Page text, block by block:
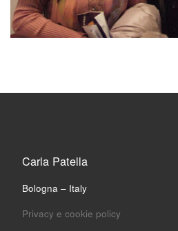
Carla Patella
Bologna – Italy
Privacy e cookie policy